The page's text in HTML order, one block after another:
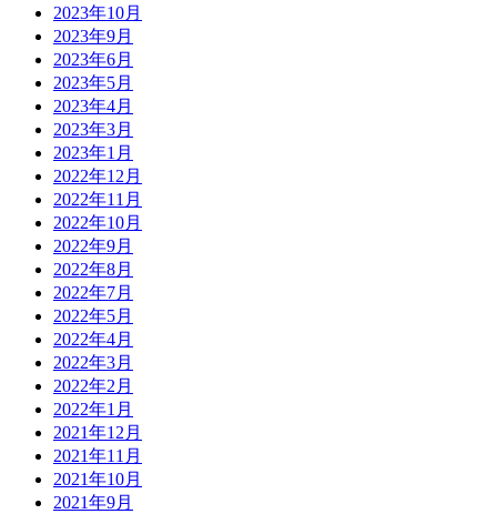
2023年10月
2023年9月
2023年6月
2023年5月
2023年4月
2023年3月
2023年1月
2022年12月
2022年11月
2022年10月
2022年9月
2022年8月
2022年7月
2022年5月
2022年4月
2022年3月
2022年2月
2022年1月
2021年12月
2021年11月
2021年10月
2021年9月